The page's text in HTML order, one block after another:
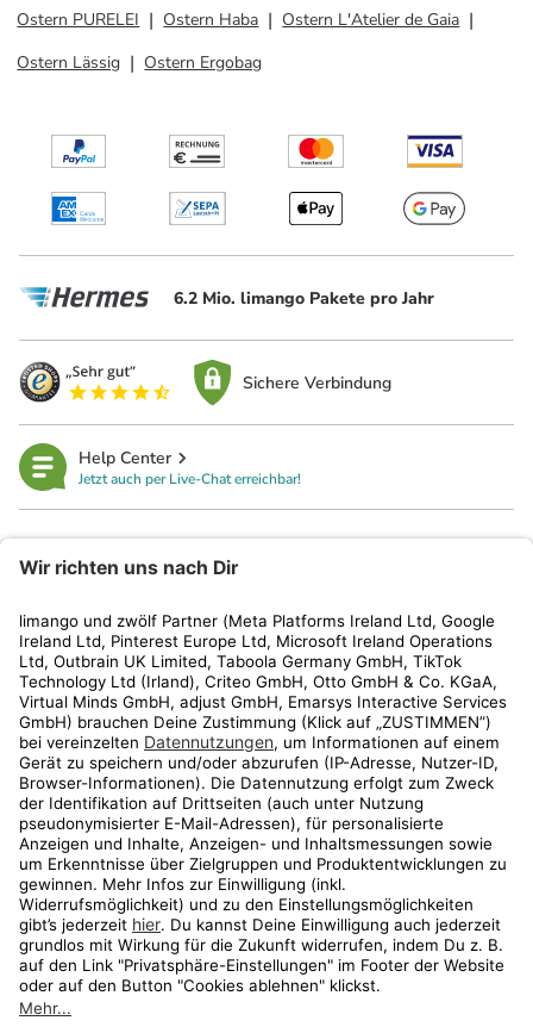
Ostern PURELEI
Ostern Haba
Ostern L'Atelier de Gaia
Ostern Lässig
Ostern Ergobag
6.2 Mio. limango Pakete pro Jahr
Sichere Verbindung
Help Center
Jetzt auch per Live-Chat erreichbar!
Kundenservice
Shop
Aktionen
Travel